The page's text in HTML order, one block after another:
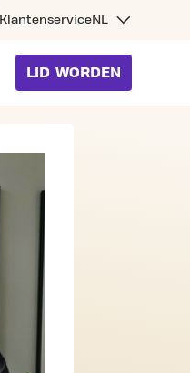
KlantenserviceNL
LID WORDEN